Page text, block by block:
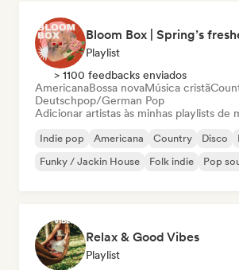
Bloom Box | Spring’s
Playlist
> 1100 feedbacks enviados
AmericanaBossa novaMúsica cristã
Deutschpop/German Pop
Adicionar artistas às minhas playlists de
Indie pop Americana Country Disco
Funky / Jackin House
Folk indie Pop
Relax & Good Vibes
Playlist